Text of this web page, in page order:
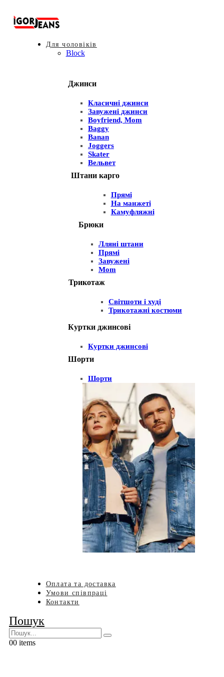
Для чоловіків
Block
Джинси
Класичні джинси
Завужені джинси
Boyfriend, Mom
Baggy
Banan
Joggers
Skater
Вельвет
Штани карго
Прямі
На манжеті
Камуфляжні
Брюки
Лляні штани
Прямі
Завужені
Mom
Трикотаж
Світшоти і худі
Трикотажні костюми
Куртки джинсові
Куртки джинсові
Шорти
Шорти
Оплата та доставка
Умови співпраці
Контакти
Пошук
00 items